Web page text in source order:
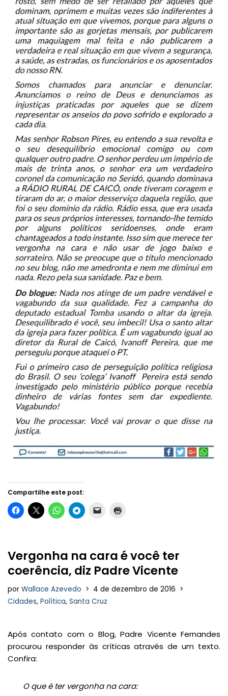
Compartilhe este post:
Vergonha na cara é você ter
coerência, diz Padre Vicente
por Wallace Azevedo
4 de dezembro de 2016
Cidades, Política, Santa Cruz
Após contato com o Blog, Padre Vicente Fernandes
procurou responder às críticas através de um texto.
Confira:
O que é ter vergonha na cara: